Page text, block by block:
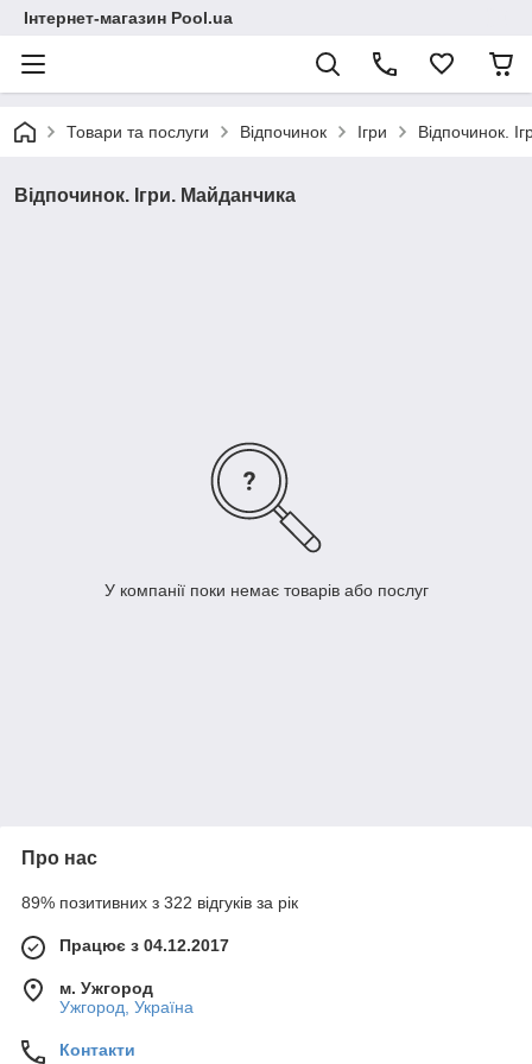
Інтернет-магазин Pool.ua
Товари та послуги Відпочинок Ігри Відпочинок.
Відпочинок. Ігри. Майданчика
У компанії поки немає товарів або послуг
Про нас
89% позитивних з 322 відгуків за рік
Працює з 04.12.2017
м. Ужгород
Ужгород, Україна
Контакти